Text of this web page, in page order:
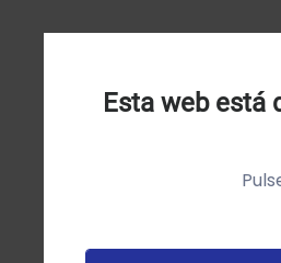
tus
Esta web